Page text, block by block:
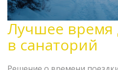
Лучшее время
в санаторий